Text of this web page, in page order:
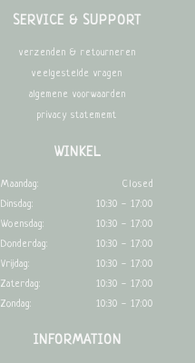
SERVICE & SUPPORT
verzenden & retourneren
veelgestelde vragen
algemene voorwaarden
privacy statememt
WINKEL
Maandag:
Closed
Dinsdag:
10:30 - 17:00
Woensdag:
10:30 - 17:00
Donderdag:
10:30 - 17:00
Vrijdag:
10:30 - 17:00
Zaterdag:
10:30 - 17:00
Zondag:
10:30 - 17:00
INFORMATION